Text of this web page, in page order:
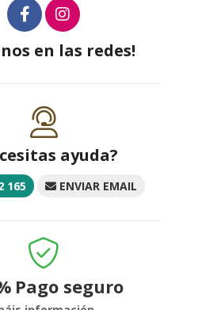
en las redes!
ayuda?
165 ENVIAR EMAIL
Pago seguro